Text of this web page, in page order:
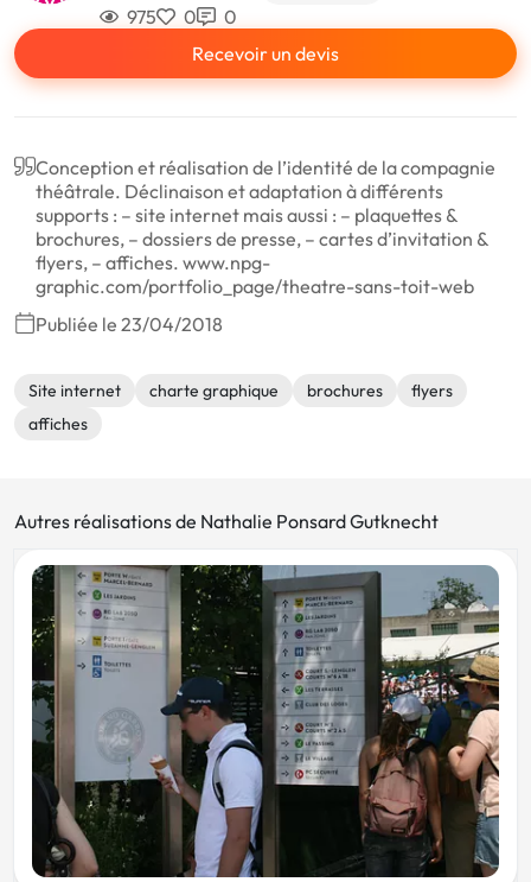
975 0
0
Recevoir un devis
Conception et réalisation de l’identité de la compagnie
théâtrale. Déclinaison et adaptation à différents
supports : – site internet mais aussi : – plaquettes &
brochures, – dossiers de presse, – cartes d’invitation &
flyers, – affiches. www.npg-
graphic.com/portfolio_page/theatre-sans-toit-web
Publiée le 23/04/2018
Site internet charte graphique brochures
flyers
affiches
Autres réalisations de Nathalie Ponsard Gutknecht